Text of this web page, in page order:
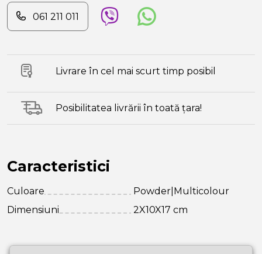
061 211 011
Livrare în cel mai scurt timp posibil
Posibilitatea livrării în toată țara!
Caracteristici
Culoare
Powder|Multicolour
Dimensiuni
2X10X17 cm